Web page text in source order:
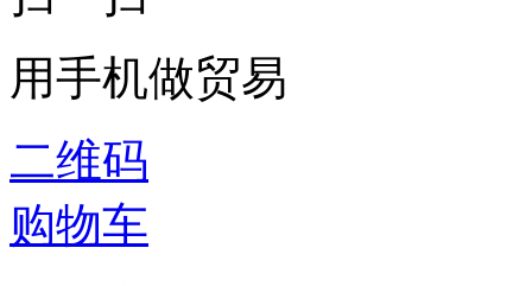
用手机做贸易
二维码
购物车